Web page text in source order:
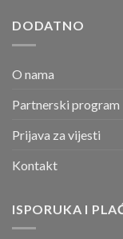
DODATNO
O nama
Partnerski program
Prijava za vijesti
Kontakt
ISPORUKA I